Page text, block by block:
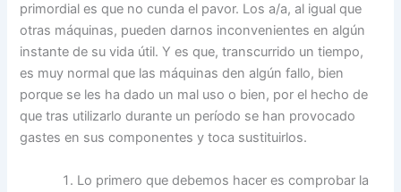
primordial es que no cunda el pavor. Los a/a, al igual que
otras máquinas, pueden darnos inconvenientes en algún
instante de su vida útil. Y es que, transcurrido un tiempo,
es muy normal que las máquinas den algún fallo, bien
porque se les ha dado un mal uso o bien, por el hecho de
que tras utilizarlo durante un período se han provocado
gastes en sus componentes y toca sustituirlos.
Lo primero que debemos hacer es comprobar la